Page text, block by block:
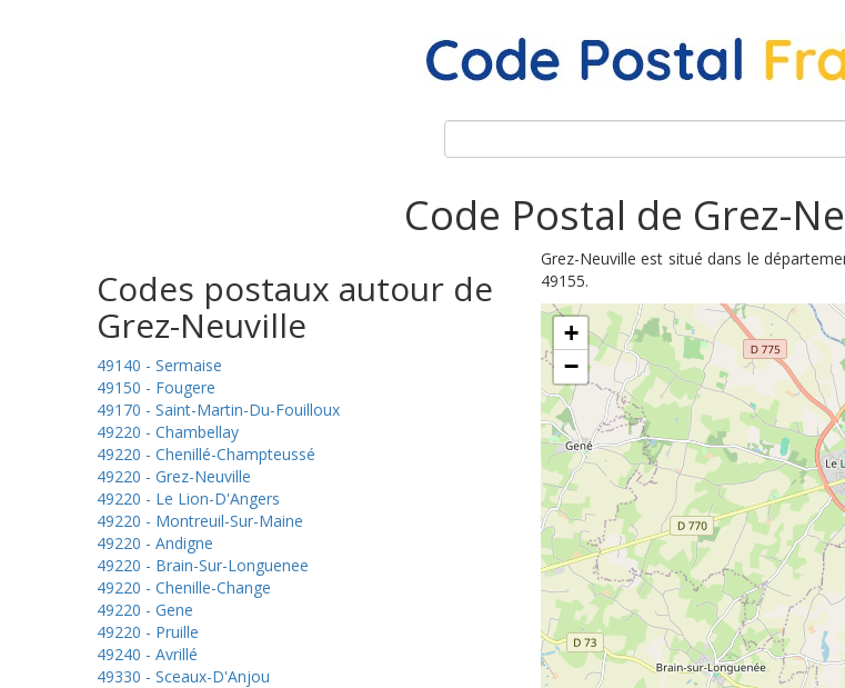
Code Postal de Grez-
Codes postaux autour de
Grez-Neuville
49140 - Sermaise
49150 - Fougere
49170 - Saint-Martin-Du-Fouilloux
49220 - Chambellay
49220 - Chenillé-Champteussé
49220 - Grez-Neuville
49220 - Le Lion-D'Angers
49220 - Montreuil-Sur-Maine
49220 - Andigne
49220 - Brain-Sur-Longuenee
49220 - Chenille-Change
49220 - Gene
49220 - Pruille
49240 - Avrillé
49330 - Sceaux-D'Anjou
Grez-Neuville est situé dans le
49155.
+
−